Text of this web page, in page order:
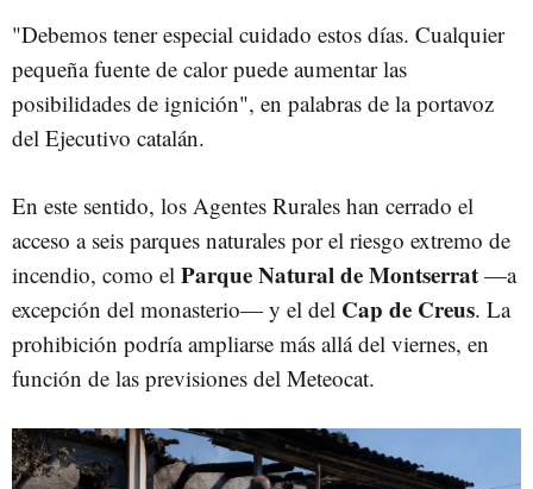
"Debemos tener especial cuidado estos días. Cualquier
pequeña fuente de calor puede aumentar las
posibilidades de ignición", en palabras de la portavoz
del Ejecutivo catalán.
En este sentido, los Agentes Rurales han cerrado el
acceso a seis parques naturales por el riesgo extremo de
incendio, como el Parque Natural de Montserrat —a
excepción del monasterio— y el del Cap de Creus. La
prohibición podría ampliarse más allá del viernes, en
función de las previsiones del Meteocat.